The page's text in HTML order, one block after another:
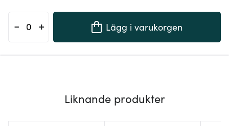
- + Lägg i varukorgen
Liknande produkter